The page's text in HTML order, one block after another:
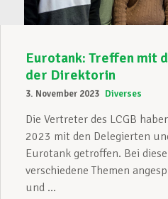
Eurotank: Treffen mit
der Direktorin
3. November 2023 Diverses
Die Vertreter des LCGB
2023 mit den Delegierten
Eurotank getroffen. Bei
verschiedene Themen
und ...